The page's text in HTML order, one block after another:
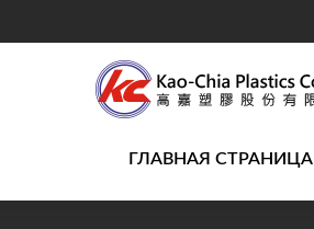
ГЛАВНАЯ СТРАНИЦА